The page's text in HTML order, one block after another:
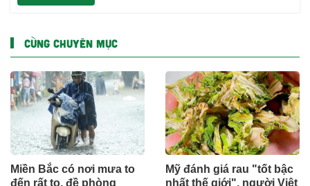
CÙNG CHUYÊN MỤC
Miền Bắc có nơi mưa to
đến rất to, đề phòng
Mỹ đánh giá rau "tốt bậc
nhất thế giới", người Việt